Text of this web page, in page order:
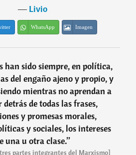
―Livio
WhatsApp Imagen
han sido siempre, en política,
del engaño ajeno y propio, y
mientras no aprendan a
detrás de todas las frases,
y promesas morales,
y sociales, los intereses
una u otra clase.”
partes integrantes del Marxismo]